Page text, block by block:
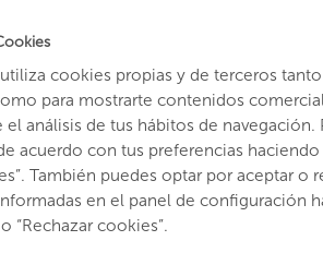
utiliza cookies propias y de terceros
para mostrarte contenidos
el análisis de tus hábitos de
acuerdo con tus preferencias
También puedes optar por aceptar o
en el panel de configuración
“Rechazar cookies”.